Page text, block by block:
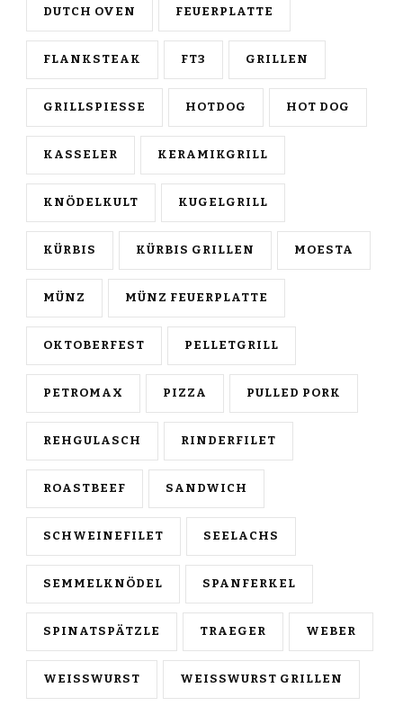
DUTCH OVEN FEUERPLATTE
FLANKSTEAK FT3 GRILLEN
GRILLSPIESSE HOTDOG HOT DOG
KASSELER KERAMIKGRILL
KNÖDELKULT KUGELGRILL
KÜRBIS KÜRBIS GRILLEN MOESTA
MÜNZ MÜNZ FEUERPLATTE
OKTOBERFEST PELLETGRILL
PETROMAX PIZZA PULLED PORK
REHGULASCH RINDERFILET
ROASTBEEF SANDWICH
SCHWEINEFILET SEELACHS
SEMMELKNÖDEL SPANFERKEL
SPINATSPÄTZLE TRAEGER WEBER
WEISSWURST WEISSWURST GRILLEN